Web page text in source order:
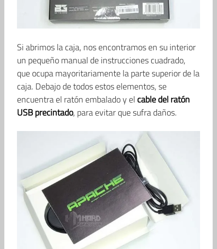
Si abrimos la caja, nos encontramos en su interior
un pequeño manual de instrucciones cuadrado,
que ocupa mayoritariamente la parte superior de la
caja. Debajo de todos estos elementos, se
encuentra el ratón embalado y el cable del ratón
USB precintado, para evitar que sufra daños.